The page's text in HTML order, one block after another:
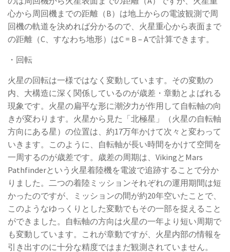
心から周回機までの距離（B）は地上からの電波観測で周
回機の軌道を決めれば分かるので、火星重心から表面まで
の距離（C、すなわち地形）はC = B – Aで計算できます。
・回転
火星の回転は一様ではなく変動しています。その変動の
内、大構造に深く関係しているのが歳差・章動とよばれる
現象です。火星の扁平な形に潮汐力が作用して自転軸の向
きが変わります。火星から見た「北極星」（火星の自転軸
方向にある星）の位置は、約17万年かけて次々と変わって
いきます。このように、自転軸が長い時間をかけて空間を
一周するのが歳差です。歳差の周期は、VikingとMars
Pathfinderという火星着陸機を電波で追跡することで分か
りました。二つの着陸ミッションそれぞれの運用期間は短
かったのですが、ミッションの間が約20年空いたことで、
このようなゆっくりとした変動でもその一部を捉えること
ができました。自転軸の方向は火星の一年より短い周期で
も変動しています。これが章動ですが、火星内部の情報を
引き出すのに十分な精度ではまだ観測されていません。